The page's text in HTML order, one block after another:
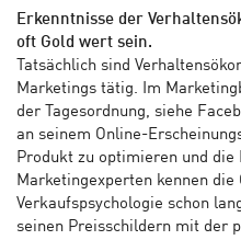
Erkenntnisse der
oft Gold wert sein.
Tatsächlich sind
Marketings tätig. Im
der Tagesordnung, siehe
an seinem Online-
Produkt zu optimieren und die
Marketingexperten kennen
Verkaufspsychologie schon
seinen Preisschildern mit der